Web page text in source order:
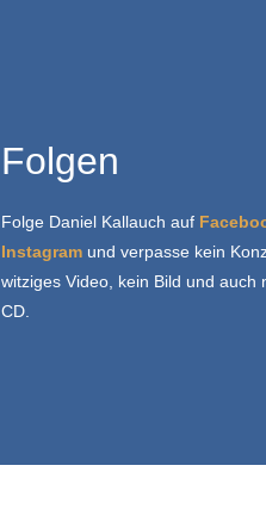
Folgen
Folge Daniel Kallauch auf
Instagramund verpasse kein
witziges Video, kein Bild und auch
CD.